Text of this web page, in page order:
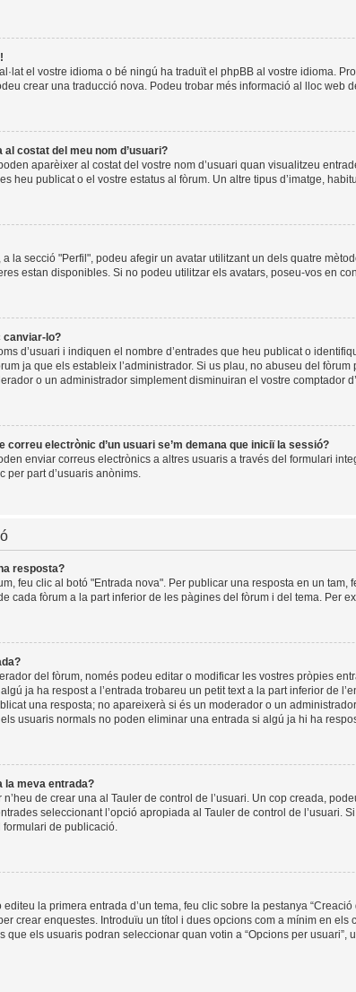
el vostre idioma o bé ningú ha traduït el phpBB al vostre idioma.
crear una traducció nova. Podeu trobar més informació al lloc web
costat del meu nom d’usuari?
aparèixer al costat del vostre nom d’usuari quan visualitzeu
heu publicat o el vostre estatus al fòrum. Un altre tipus d’imatge,
la secció "Perfil", podeu afegir un avatar utilitzant un dels quatre
estan disponibles. Si no podeu utilitzar els avatars, poseu-vos en
canviar-lo?
d’usuari i indiquen el nombre d’entrades que heu publicat o
ja que els estableix l’administrador. Si us plau, no abuseu del
o un administrador simplement disminuiran el vostre comptador
correu electrònic d’un usuari se’m demana que iniciï la sessió?
enviar correus electrònics a altres usuaris a través del formulari
part d’usuaris anònims.
resposta?
feu clic al botó "Entrada nova". Per publicar una resposta en un
cada fòrum a la part inferior de les pàgines del fòrum i del tema. Per
del fòrum, només podeu editar o modificar les vostres pròpies
ja ha respost a l’entrada trobareu un petit text a la part inferior de
una resposta; no apareixerà si és un moderador o un
usuaris normals no poden eliminar una entrada si algú ja hi ha
la meva entrada?
de crear una al Tauler de control de l’usuari. Un cop creada,
seleccionant l’opció apropiada al Tauler de control de
formulari de publicació.
la primera entrada d’un tema, feu clic sobre la pestanya
crear enquestes. Introduïu un títol i dues opcions com a mínim en
que els usuaris podran seleccionar quan votin a “Opcions per